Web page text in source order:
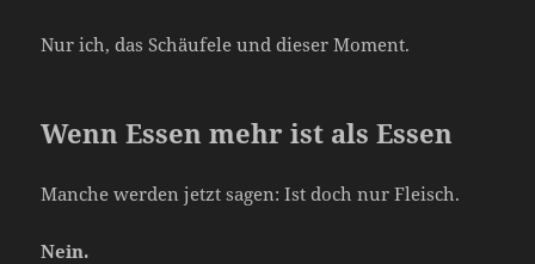
Nur ich, das Schäufele und dieser Moment.
Wenn Essen mehr ist als Essen
Manche werden jetzt sagen: Ist doch nur Fleisch.
Nein.